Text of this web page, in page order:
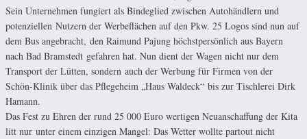
Sein Unternehmen fungiert als Bindeglied zwischen Autohändlern und
potenziellen Nutzern der Werbeflächen auf den Pkw. 25 Logos sind nun auf
dem Bus angebracht, den Raimund Pajung höchstpersönlich aus Bayern
nach Bad Bramstedt gefahren hat. Nun dient der Wagen nicht nur dem
Transport der Lütten, sondern auch der Werbung für Firmen von der
Schön-Klinik über das Pflegeheim „Haus Waldeck“ bis zur Tischlerei Dirk
Hamann.
Das Fest zu Ehren der rund 25 000 Euro wertigen Neuanschaffung der Kita
litt nur unter einem einzigen Mangel: Das Wetter wollte partout nicht